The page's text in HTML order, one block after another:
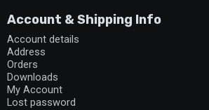
Account & Shipping Info
Account details
Address
Orders
Downloads
My Account
Lost password